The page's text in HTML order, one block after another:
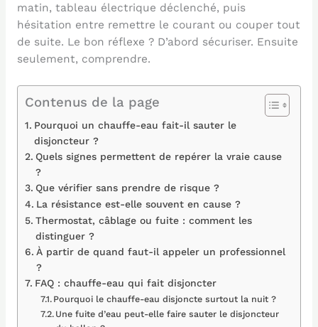
matin, tableau électrique déclenché, puis
hésitation entre remettre le courant ou couper tout
de suite. Le bon réflexe ? D’abord sécuriser. Ensuite
seulement, comprendre.
Contenus de la page
Pourquoi un chauffe-eau fait-il sauter le
disjoncteur ?
Quels signes permettent de repérer la vraie cause
?
Que vérifier sans prendre de risque ?
La résistance est-elle souvent en cause ?
Thermostat, câblage ou fuite : comment les
distinguer ?
À partir de quand faut-il appeler un professionnel
?
FAQ : chauffe-eau qui fait disjoncter
Pourquoi le chauffe-eau disjoncte surtout la nuit ?
Une fuite d’eau peut-elle faire sauter le disjoncteur